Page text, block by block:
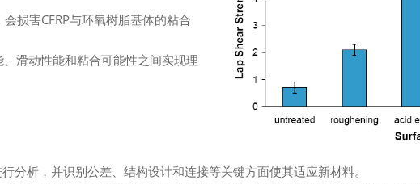
损害CFRP与环氧树脂基体的粘合
滑动性能和粘合可能性之间实现理
析，并识别公差、结构设计和连接等关键方面使其适应新材料。